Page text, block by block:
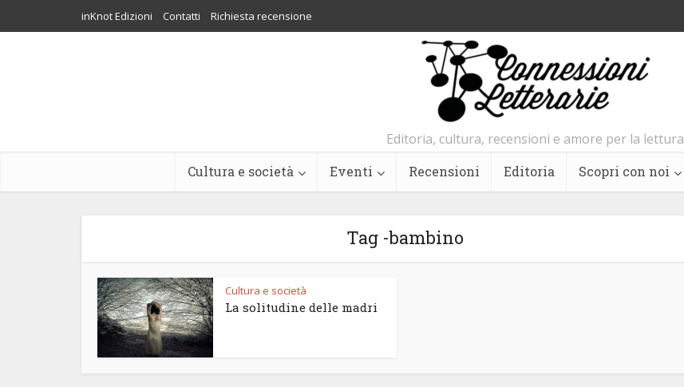
inKnot Edizioni Contatti Richiesta recensione
Editoria, cultura, recensioni e amore per la
Cultura e società Eventi Recensioni Editoria Scopri con noi
Tag -bambino
Cultura e società
La solitudine delle madri